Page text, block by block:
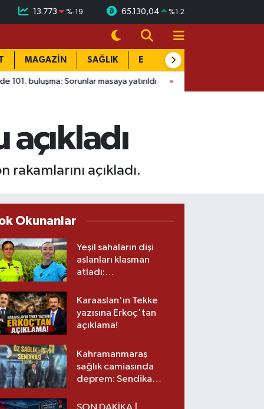
13.773 %-19 65.130,04 %1.2
MAGAZİN SAĞLIK EĞİTİM
Sorunlar masaya yatırıldı 15:41Ağustos Fuarı'nda Madrigal
açıkladı.
Okunanlar
Yeşil sahaların dişi
aslanları klasman
atladı:
üst lige iki transfer!
Karaaslan'ın Tekke
yazısına Erkoç'tan
açıklama!
Kahramanmaraş
sağlık camiasında
deprem: Sendika